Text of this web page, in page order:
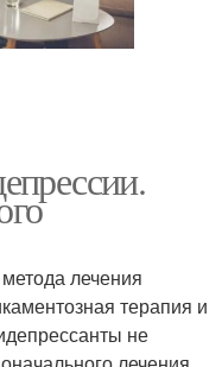
лечения
терапия и
не